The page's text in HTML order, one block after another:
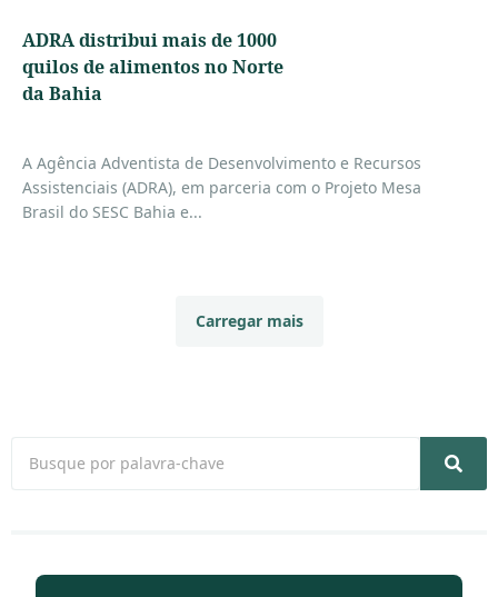
ADRA distribui mais de 1000
quilos de alimentos no Norte
da Bahia
A Agência Adventista de Desenvolvimento e Recursos
Assistenciais (ADRA), em parceria com o Projeto Mesa
Brasil do SESC Bahia e...
Carregar mais